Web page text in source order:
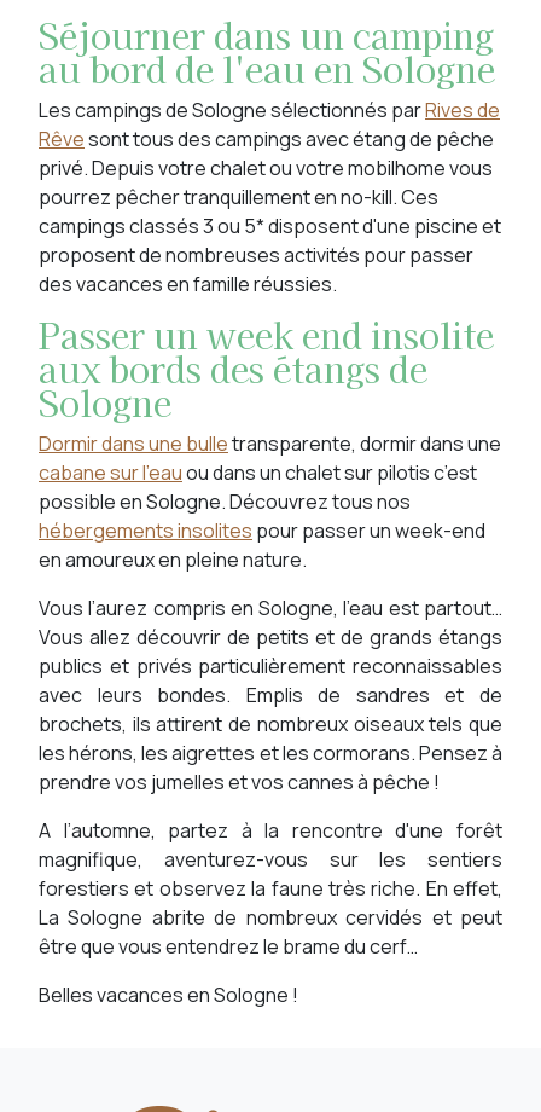
Séjourner dans un camping
au bord de l'eau en Sologne
Les campings de Sologne sélectionnés parRives de
Rêvesont tous des campings avec étang de pêche
privé. Depuis votre chalet ou votre mobilhome vous
pourrez pêcher tranquillement en no-kill. Ces
campings classés 3 ou 5* disposent d'une piscine et
proposent de nombreuses activités pour passer
des vacances en famille réussies.
Passer un week end insolite
aux bords des étangs de
Sologne
Dormir dans une bulletransparente, dormir dans une
cabane sur l’eauou dans un chalet sur pilotis c’est
possible en Sologne. Découvrez tous nos
hébergements insolites pour passer un week-end
en amoureux en pleine nature.
Vous l’aurez compris en Sologne, l'eau est partout…
Vous allez découvrir de petits et de grands étangs
publics et privés particulièrement reconnaissables
avec leurs bondes. Emplis de sandres et de
brochets, ils attirent de nombreux oiseaux tels que
les hérons, les aigrettes et les cormorans. Pensez à
prendre vos jumelles et vos cannes à pêche !
A l’automne, partez à la rencontre d'une forêt
magnifique, aventurez-vous sur les sentiers
forestiers et observez la faune très riche. En effet,
La Sologne abrite de nombreux cervidés et peut
être que vous entendrez le brame du cerf…
Belles vacances en Sologne !